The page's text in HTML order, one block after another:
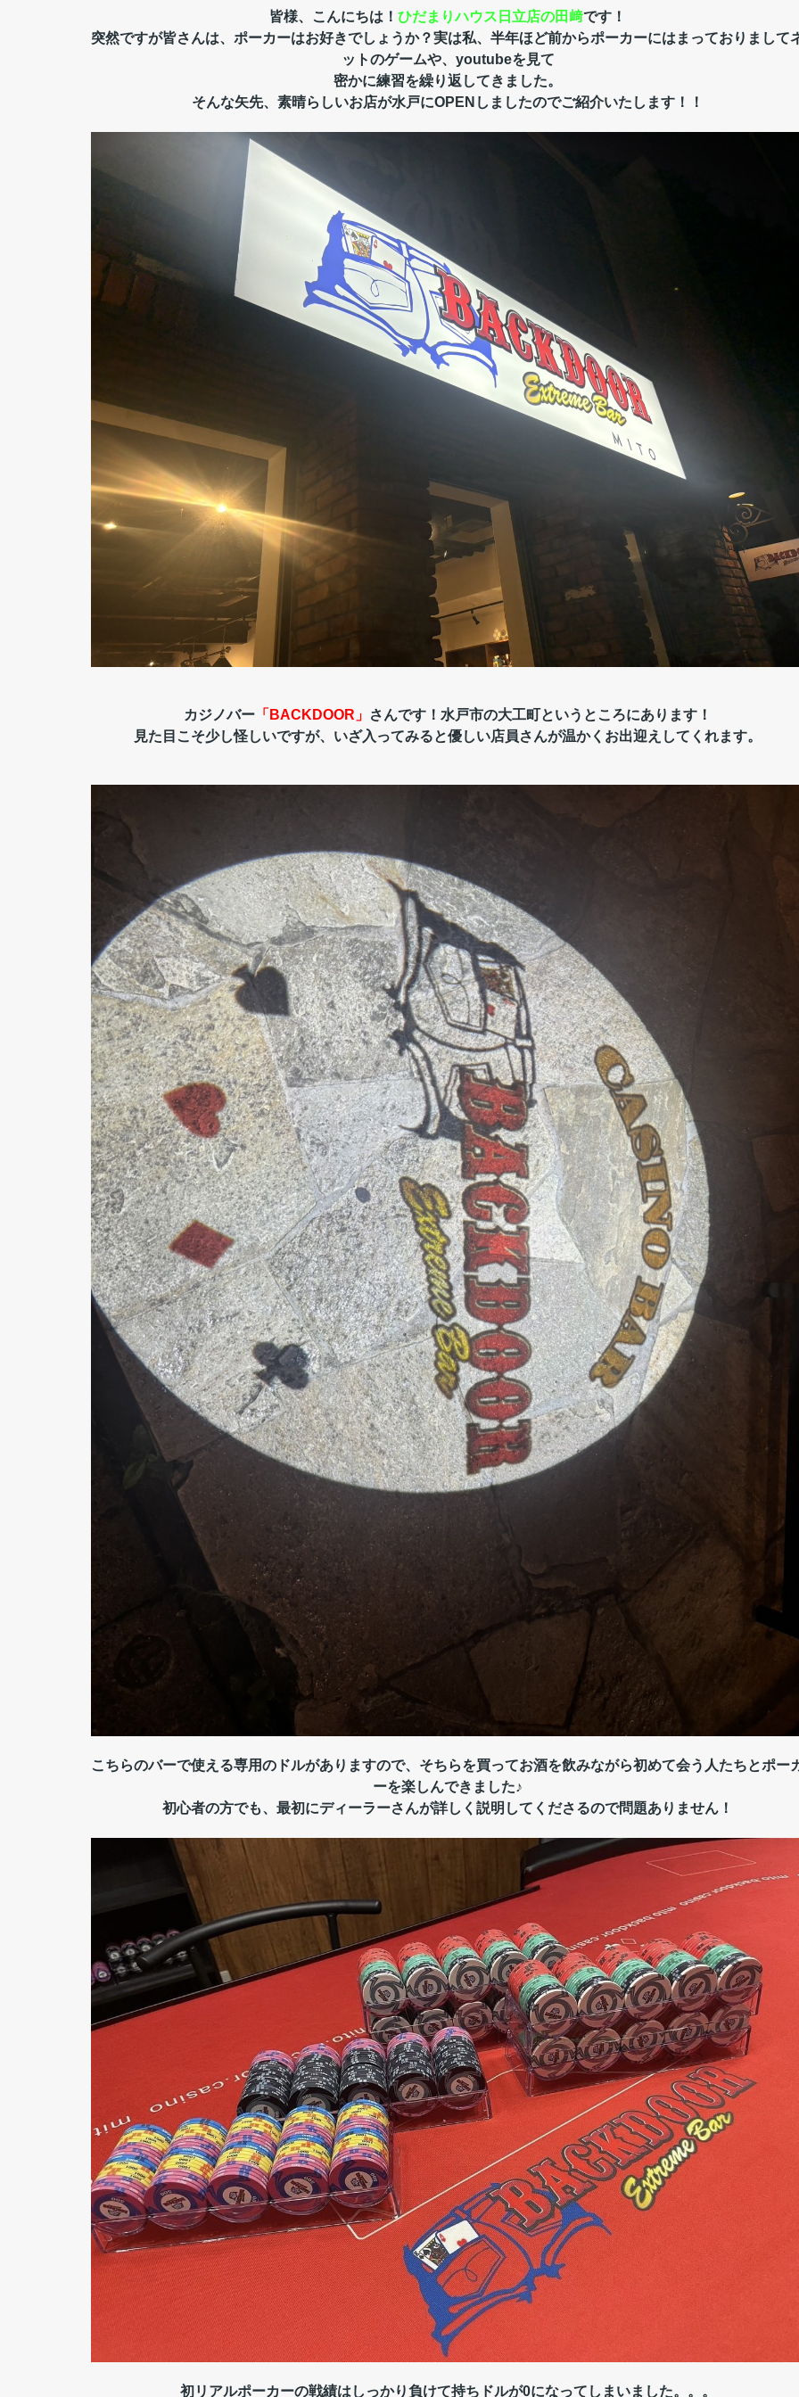
皆様、こんにちは！ ひだまりハウス日立店の田﨑です！
突然ですが皆さんは、ポーカーはお好きでしょうか？実は私、半年ほど前からポーカーにはまっておりまして
ットのゲームや、youtubeを見て
密かに練習を繰り返してきました。
そんな矢先、素晴らしいお店が水戸にOPENしましたのでご紹介いたします！！
カジノバー 「BACKDOOR」 さんです！水戸市の大工町というところにあります！
見た目こそ少し怪しいですが、いざ入ってみると優しい店員さんが温かくお出迎えしてくれます。
こちらのバーで使える専用のドルがありますので、そちらを買ってお酒を飲みながら初めて会う人たちとポー
ーを楽しんできました♪
初心者の方でも、最初にディーラーさんが詳しく説明してくださるので問題ありません！
初リアルポーカーの戦績はしっかり負けて持ちドルが0になってしまいました。。。